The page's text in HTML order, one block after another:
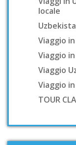
locale
Viaggio
Viaggio
Viaggio
Viaggio
TOUR